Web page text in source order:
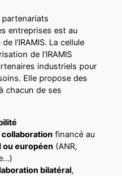
partenariats
entreprises est au
l’IRAMIS. La cellule
de l’IRAMIS
industriels pour
Elle propose des
chacun de ses
collaboration financé au
ou européen (ANR,
bilatéral,